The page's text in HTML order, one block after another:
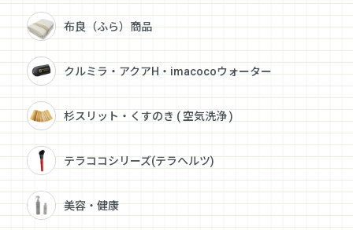
布良（ふら）商品
クルミラ・アクアH・imacocoウォーター
杉スリット・くすのき ( 空気洗浄 )
テラココシリーズ(テラヘルツ)
美容・健康